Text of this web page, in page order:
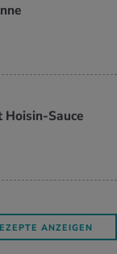
Hoi­sin-Sauce
ANZEIGEN